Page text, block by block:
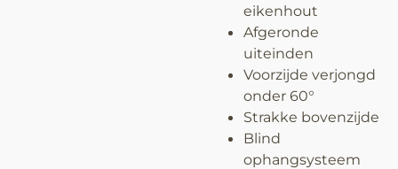
eikenhout
Afgeronde
uiteinden
Voorzijde verjongd
onder 60°
Strakke bovenzijde
Blind
ophangsysteem